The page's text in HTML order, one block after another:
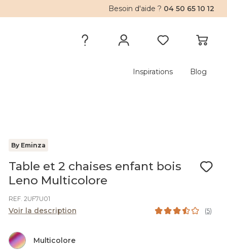
Besoin d'aide ? 04 50 65 10 12
Inspirations Blog
By Eminza
Table et 2 chaises enfant bois
Leno Multicolore
REF. 2UF7U01
Voir la description (5)
Multicolore